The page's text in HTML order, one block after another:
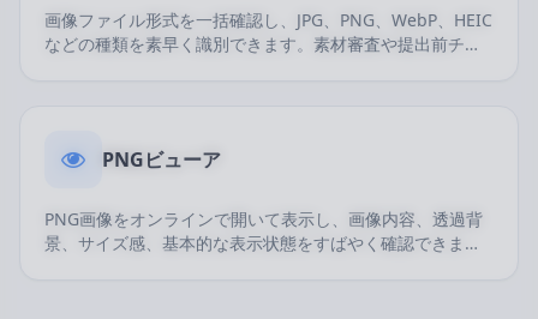
画像ファイル形式を一括確認し、JPG、PNG、WebP、HEIC
などの種類を素早く識別できます。素材審査や提出前チェ
PNGビューア
PNG画像をオンラインで開いて表示し、画像内容、透過背
景、サイズ感、基本的な表示状態をすばやく確認できま